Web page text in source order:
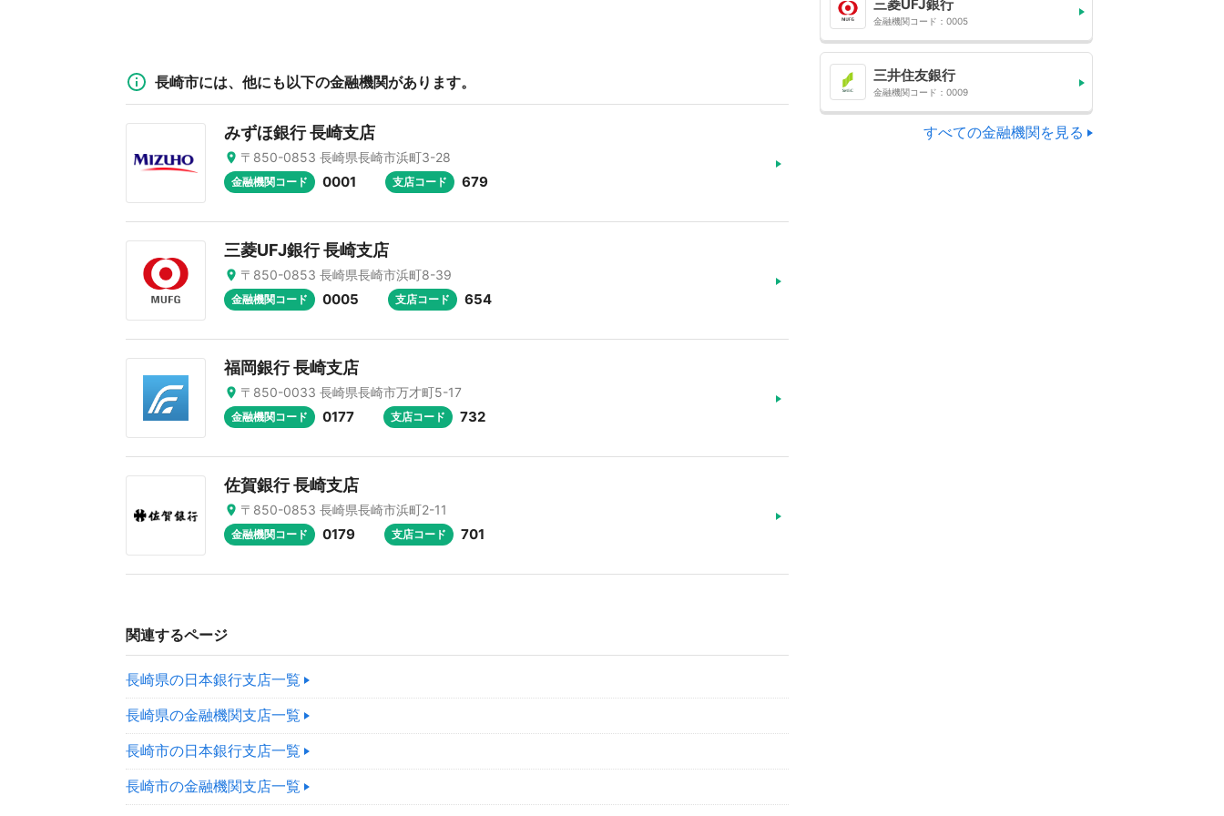
長崎市には、他にも以下の金融機関があります。
みずほ銀行 長崎支店
〒850-0853 長崎県長崎市浜町3-28
金融機関コード 0001 支店コード 679
三菱UFJ銀行 長崎支店
〒850-0853 長崎県長崎市浜町8-39
金融機関コード 0005 支店コード 654
福岡銀行 長崎支店
〒850-0033 長崎県長崎市万才町5-17
金融機関コード 0177 支店コード 732
佐賀銀行 長崎支店
〒850-0853 長崎県長崎市浜町2-11
金融機関コード 0179 支店コード 701
関連するページ
長崎県の日本銀行支店一覧
長崎県の金融機関支店一覧
長崎市の日本銀行支店一覧
長崎市の金融機関支店一覧
三菱UFJ銀行
金融機関コード：0005
三井住友銀行
金融機関コード：0009
すべての金融機関を見る